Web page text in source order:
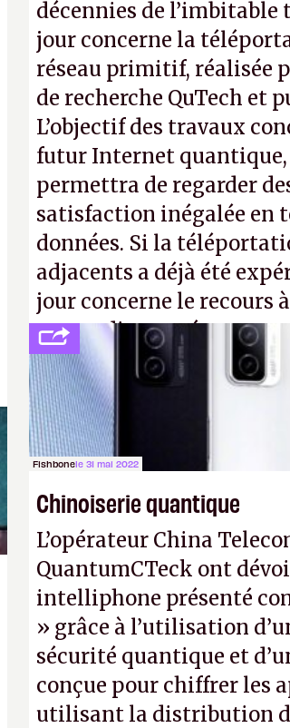
décennies de l’imbitable
jour concerne la
réseau primitif, réalisée
de recherche QuTech et
L’objectif des travaux
futur Internet
permettra de regarder
satisfaction inégalée en
données. Si la
adjacents a déjà été
jour concerne le recours
ne pas dire un réseau
interactif (avec l’option
(http://cpc.cx/AH432N4-
Nature)
Fishbonele 31 mai 2022
Chinoiserie quantique
L’opérateur China
QuantumCTeck ont
intelliphone présenté
» grâce à l’utilisation
sécurité quantique et
conçue pour chiffrer les
utilisant la distribution